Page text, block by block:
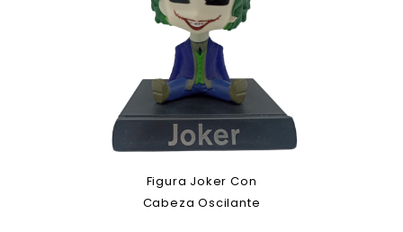
Figura Joker Con
Cabeza Oscilante